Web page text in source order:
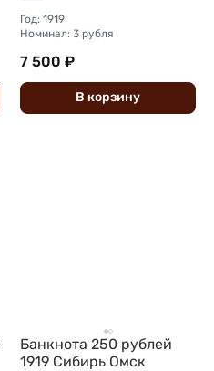
Год: 1919
Номинал: 3 рубля
7 500 ₽
В корзину
Банкнота 250 рублей
1919 Сибирь Омск